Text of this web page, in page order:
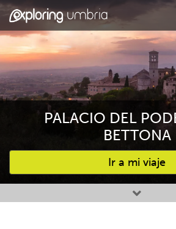
PALACIO DEL
BETTONA
Ir a mi viaje
Favourites